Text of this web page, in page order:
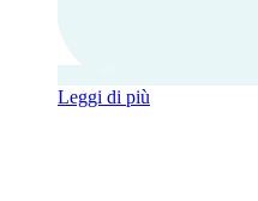
Leggi di più